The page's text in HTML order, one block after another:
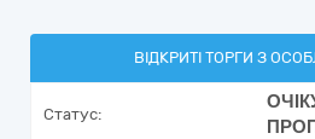
ВІДКРИТІ ТОРГИ З
Статус: